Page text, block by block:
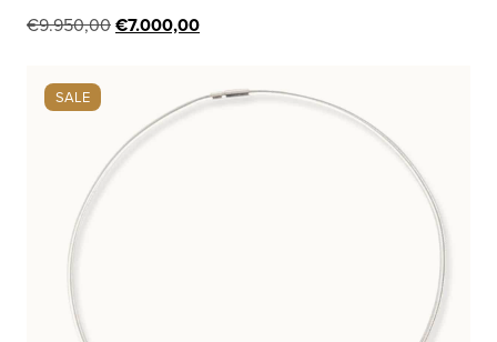
€9.950,00Oorspronkelijke
€9.950,00.
€7.000,00Huidige
€7.000,00.
SALE